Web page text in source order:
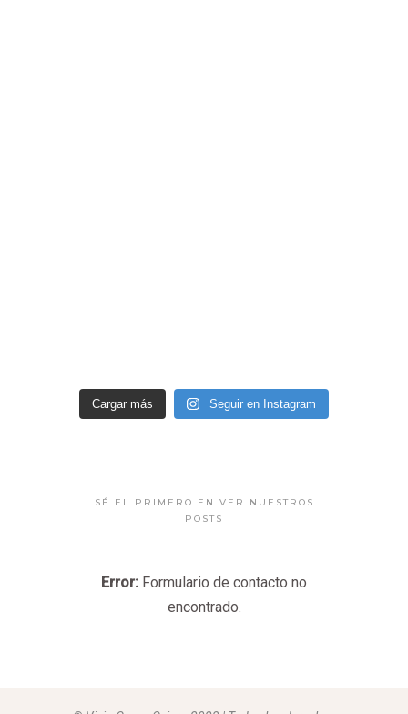
Cargar más Seguir en Instagram
SÉ EL PRIMERO EN VER NUESTROS
POSTS
Error: Formulario de contacto no
encontrado.